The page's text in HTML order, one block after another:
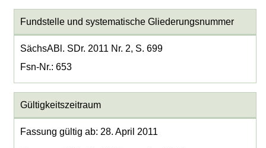
Fundstelle und systematische Gliederungsnummer
SächsABl. SDr. 2011 Nr. 2, S. 699
Fsn-Nr.: 653
Gültigkeitszeitraum
Fassung gültig ab: 28. April 2011